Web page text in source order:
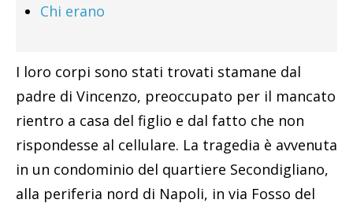
Chi erano
I loro corpi sono stati trovati stamane dal
padre di Vincenzo, preoccupato per il mancato
rientro a casa del figlio e dal fatto che non
rispondesse al cellulare. La tragedia è avvenuta
in un condominio del quartiere Secondigliano,
alla periferia nord di Napoli, in via Fosso del